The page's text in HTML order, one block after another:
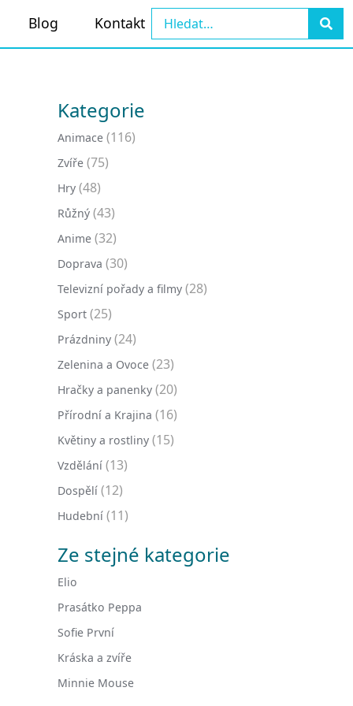
Blog Kontakt
Kategorie
Animace (116)
Zvíře (75)
Hry (48)
Růžný (43)
Anime (32)
Doprava (30)
Televizní pořady a filmy (28)
Sport (25)
Prázdniny (24)
Zelenina a Ovoce (23)
Hračky a panenky (20)
Přírodní a Krajina (16)
Květiny a rostliny (15)
Vzdělání (13)
Dospělí (12)
Hudební (11)
Ze stejné kategorie
Elio
Prasátko Peppa
Sofie První
Kráska a zvíře
Minnie Mouse